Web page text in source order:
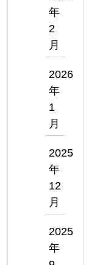
年
2
月
2026
年
1
月
2025
年
12
月
2025
年